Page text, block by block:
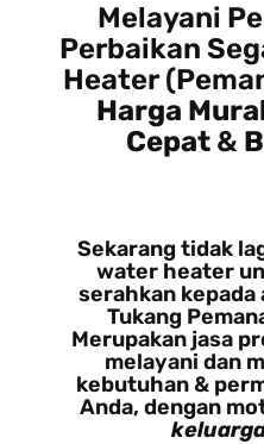
Melayani
Perbaikan
Heater
Harga
Cepat&
Sekarang tidak
water heater
serahkan kepada
Tukang
Merupakan jasa
melayani dan
kebutuhan &
Anda, dengan